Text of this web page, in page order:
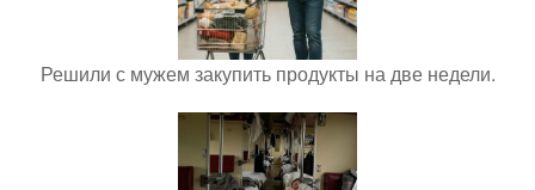
Решили с мужем закупить продукты на две недели.